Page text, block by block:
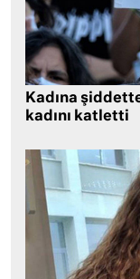
Kadına
kadını katletti